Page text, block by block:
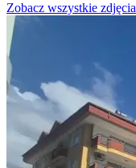
Zobacz wszystkie zdjęcia